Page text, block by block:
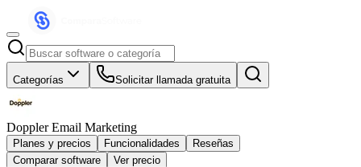
Categorías Solicitar llamada gratuita
Doppler Email Marketing
Planes y precios Funcionalidades
Reseñas
Comparar software
Ver precio